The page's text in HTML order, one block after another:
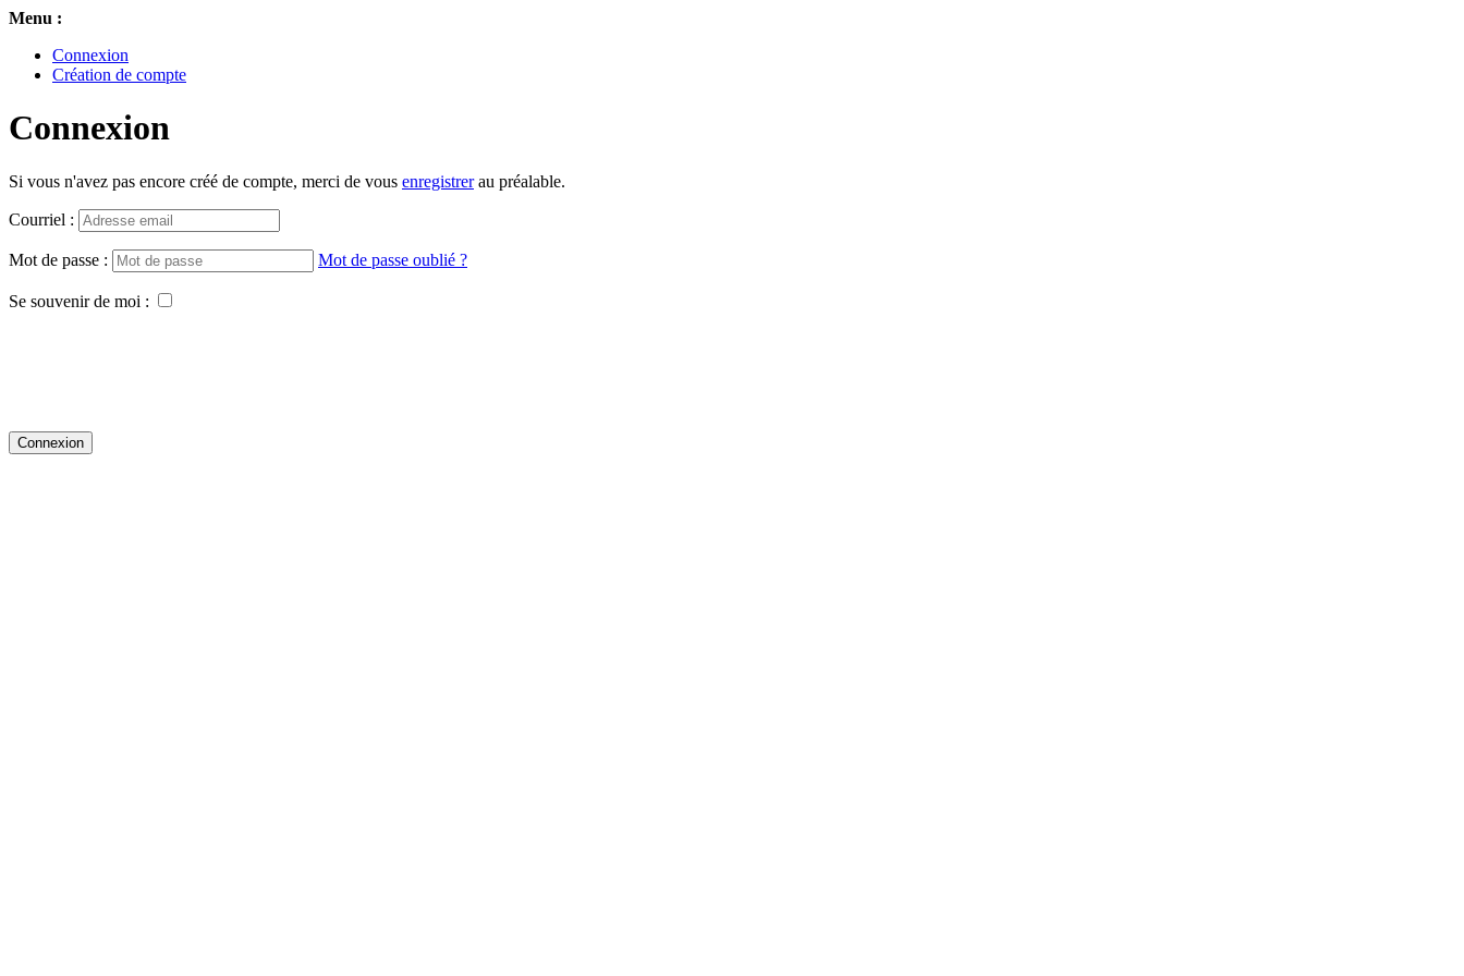
Menu :
Connexion
Création de compte
Connexion
Si vous n'avez pas encore créé de compte, merci de vous enregistrerau préalable.
Courriel :
Mot de passe : Mot de passe oublié ?
Se souvenir de moi :
Connexion